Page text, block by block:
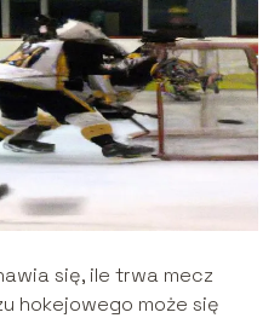
się, ile trwa mecz
hokejowego może się